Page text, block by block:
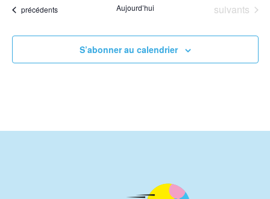
Évènements
précédents Aujourd’hui Évènements
suivants
S’abonner au calendrier